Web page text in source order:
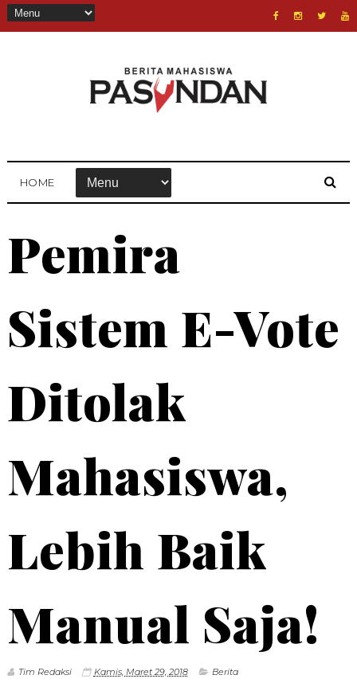
HOME
Pemira
Sistem E-Vote
Ditolak
Mahasiswa,
Lebih Baik
Manual Saja!
Tim Redaksi Kamis, Maret 29, 2018 Berita